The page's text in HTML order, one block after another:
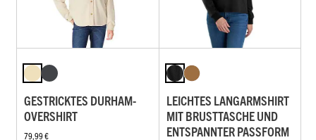
GESTRICKTES DURHAM-
OVERSHIRT
79,99 €
LEICHTES LANGARMSHIRT
MIT BRUSTTASCHE UND
ENTSPANNTER PASSFORM